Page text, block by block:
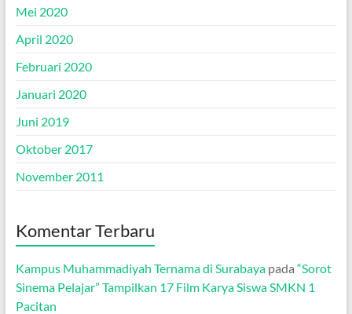
Mei 2020
April 2020
Februari 2020
Januari 2020
Juni 2019
Oktober 2017
November 2011
Komentar Terbaru
Kampus Muhammadiyah Ternama di Surabayapada “Sorot
Sinema Pelajar” Tampilkan 17 Film Karya Siswa SMKN 1
Pacitan